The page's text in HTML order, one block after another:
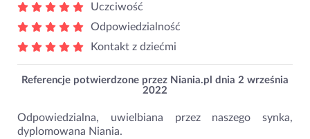
Uczciwość
Odpowiedzialność
Kontakt z dziećmi
Referencje potwierdzone przez Niania.pl dnia 2 września
2022
Odpowiedzialna, uwielbiana przez naszego synka,
dyplomowana Niania.